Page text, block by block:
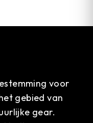
voor
gebied van
gear.